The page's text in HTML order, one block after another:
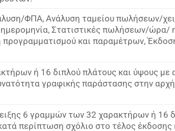
ΦΠΑ, Ανάλυση ταμείου πωλήσεων/
Στατιστικές πωλήσεων/
και παραμέτρων,
ή 16 διπλού πλάτους και ύψους με
γραφικής παράστασης στην
6 γραμμών των 32 χαρακτήρων ή 16
περίπτωση σχόλιο στο τέλος έκδοσης